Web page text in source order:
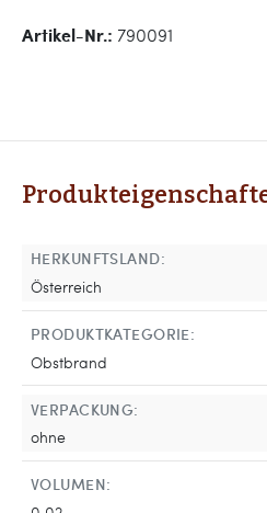
Artikel-Nr.: 790091
HERKUNFTSLAND:
Österreich
PRODUKTKATEGORIE:
Obstbrand
VERPACKUNG:
ohne
VOLUMEN: